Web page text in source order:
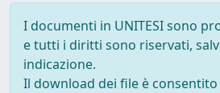
I documenti in UNITESI sono
e tutti i diritti sono riservati,
indicazione.
Il download dei file è